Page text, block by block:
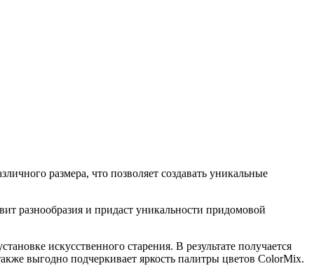
размера, что позволяет создавать уникальные
разнообразия и придаст уникальности придомовой
искусственного старения. В результате получается
выгодно подчеркивает яркость палитры цветов ColorMix.